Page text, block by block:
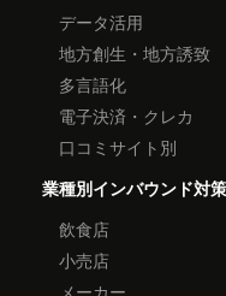
データ活用
地方創生・地方誘致
多言語化
電子決済・クレカ
口コミサイト別
業種別インバウンド対策
飲食店
小売店